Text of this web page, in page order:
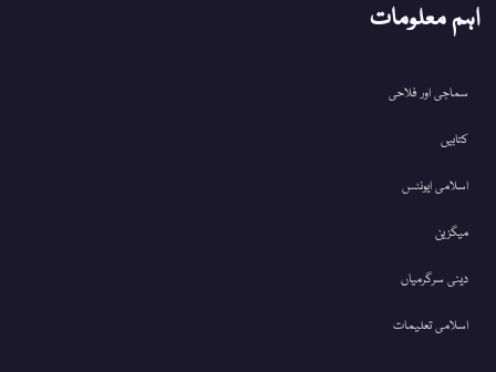
اہم معلومات
سماجی اور فلاحی
کتابیں
اسلامی ایونٹس
میگزین
دینی سرگرمیاں
اسلامی تعلیمات